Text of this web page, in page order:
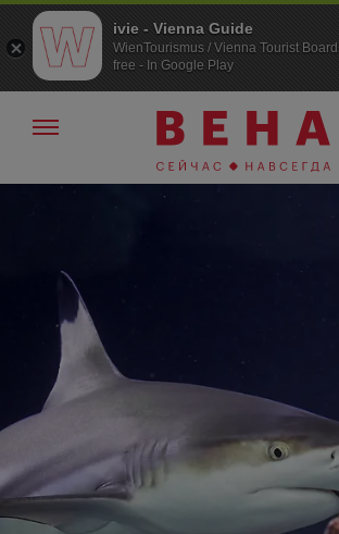
К
К
Показать/
навигации
ivie - Vienna Guide
WienTourismus / Vienna Tourist Board
free - In Google Play